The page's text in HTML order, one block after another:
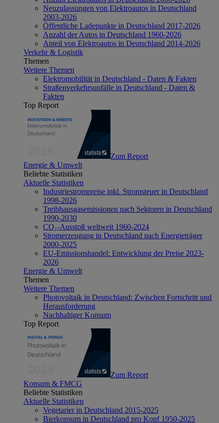
Neuzulassungen von Elektroautos in Deutschland
2003-2026
Öffentliche Ladepunkte in Deutschland 2017-2026
Anzahl der Autos in Deutschland 1960-2026
Anteil von Elektroautos in Deutschland 2014-2026
Verkehr & Logistik
Themen
Weitere Themen
Elektromobilität in Deutschland - Daten & Fakten
Straßenverkehrsunfälle in Deutschland - Daten &
Fakten
Top Report
Zum Report
Energie & Umwelt
Beliebte Statistiken
Aktuelle Statistiken
Industriestrompreise inkl. Stromsteuer in Deutschland
1998-2026
Treibhausgasemissionen nach Sektoren in Deutschland
1990-2030
CO₂-Ausstoß weltweit 1960-2024
Stromerzeugung in Deutschland nach Energieträger
2000-2025
EU-Emissionshandel: Entwicklung der Preise 2023-
2026
Energie & Umwelt
Themen
Weitere Themen
Photovoltaik in Deutschland: Zwischen Fortschritt und
Herausforderung
Nachhaltiger Konsum
Top Report
Zum Report
Konsum & FMCG
Beliebte Statistiken
Aktuelle Statistiken
Vegetarier in Deutschland 2015-2025
Bierkonsum in Deutschland pro Kopf 1950-2025